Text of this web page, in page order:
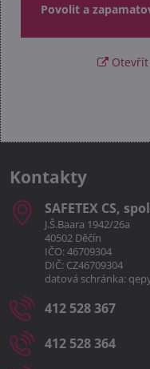
Povolit a
Otevřít
Kontakty
SAFETEX CS,
J.Š.Baara 1942/26a
40502 Děčín
IČO: 46709304
DIČ: CZ46709304
datová schránka:
412 528 367
412 528 364